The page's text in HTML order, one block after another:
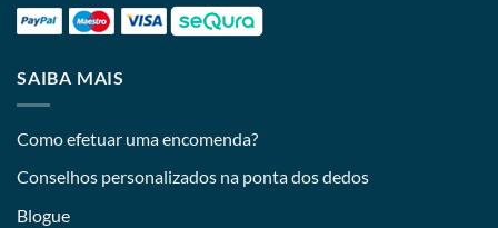
SAIBA MAIS
Como efetuar uma encomenda?
Conselhos personalizados na ponta dos dedos
Blogue